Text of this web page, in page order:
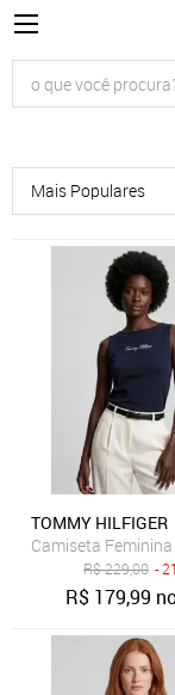
TOMMY HILFIGER
Camiseta
R$229,00 -
R$ 179,99